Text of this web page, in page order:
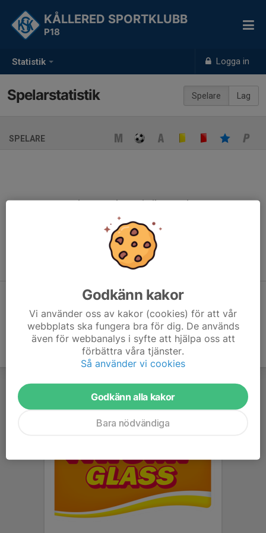
Statistik Logga in
KÅLLERED SPORTKLUBB
P18
Spelare Lag
Spelarstatistik
SPELARE
Ingen spelarstatistik sparad
När ni fyller i uppställning på respektive match visas statistiken
automatiskt på denna sida
Godkänn kakor
Vi använder oss av kakor (cookies) för att vår
webbplats ska fungera bra för dig. De används
även för webbanalys i syfte att hjälpa oss att
förbättra våra tjänster.
Så använder vi cookies
Godkänn alla kakor
Bara nödvändiga